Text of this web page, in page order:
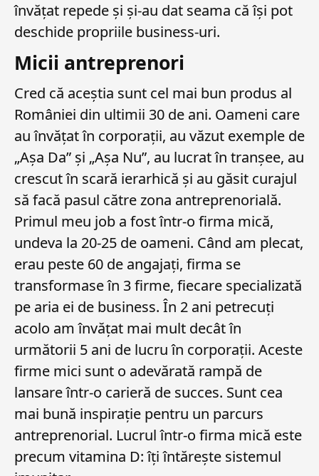
învățat repede și și-au dat seama că își pot
deschide propriile business-uri.
Micii antreprenori
Cred că aceștia sunt cel mai bun produs al
României din ultimii 30 de ani. Oameni care
au învățat în corporații, au văzut exemple de
„Așa Da” și „Așa Nu”, au lucrat în tranșee, au
crescut în scară ierarhică și au găsit curajul
să facă pasul către zona antreprenorială.
Primul meu job a fost într-o firma mică,
undeva la 20-25 de oameni. Când am plecat,
erau peste 60 de angajați, firma se
transformase în 3 firme, fiecare specializată
pe aria ei de business. În 2 ani petrecuți
acolo am învățat mai mult decât în
următorii 5 ani de lucru în corporații. Aceste
firme mici sunt o adevărată rampă de
lansare într-o carieră de succes. Sunt cea
mai bună inspirație pentru un parcurs
antreprenorial. Lucrul într-o firma mică este
precum vitamina D: îți întărește sistemul